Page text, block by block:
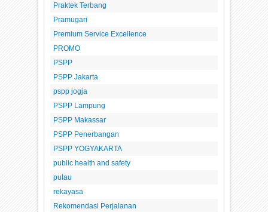
Praktek Terbang
Pramugari
Premium Service Excellence
PROMO
PSPP
PSPP Jakarta
pspp jogja
PSPP Lampung
PSPP Makassar
PSPP Penerbangan
PSPP YOGYAKARTA
public health and safety
pulau
rekayasa
Rekomendasi Perjalanan